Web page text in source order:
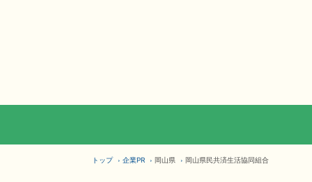
トップ 企業PR 岡山県 岡山県民共済生活協同組合